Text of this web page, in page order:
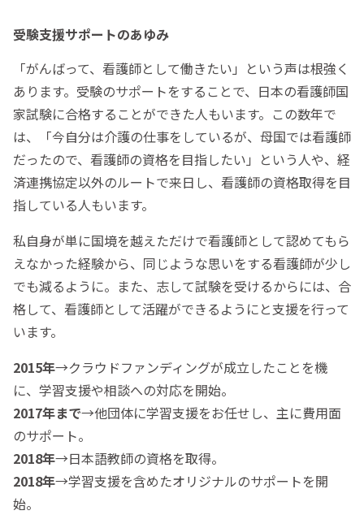
受験支援サポートのあゆみ
「がんばって、看護師として働きたい」という声は根強く
あります。受験のサポートをすることで、日本の看護師国
家試験に合格することができた人もいます。この数年で
は、「今自分は介護の仕事をしているが、母国では看護師
だったので、看護師の資格を目指したい」という人や、経
済連携協定以外のルートで来日し、看護師の資格取得を目
指している人もいます。
私自身が単に国境を越えただけで看護師として認めてもら
えなかった経験から、同じような思いをする看護師が少し
でも減るように。また、志して試験を受けるからには、合
格して、看護師として活躍ができるようにと支援を行って
います。
2015年→クラウドファンディングが成立したことを機
に、学習支援や相談への対応を開始。
2017年まで→他団体に学習支援をお任せし、主に費用面
のサポート。
2018年→日本語教師の資格を取得。
2018年→学習支援を含めたオリジナルのサポートを開
始。